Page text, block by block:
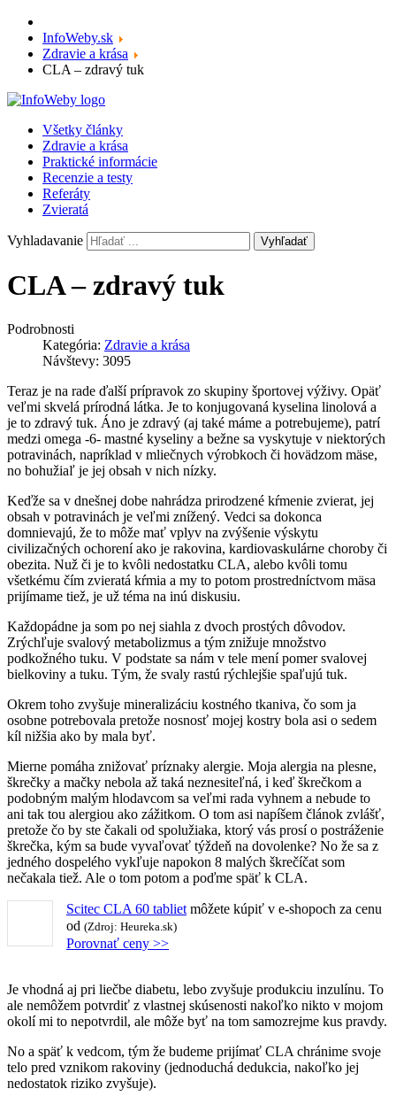
InfoWeby.sk
Zdravie a krása
CLA – zdravý tuk
Všetky články
Zdravie a krása
Praktické informácie
Recenzie a testy
Referáty
Zvieratá
Vyhladavanie Vyhľadať
CLA – zdravý tuk
Podrobnosti
Kategória: Zdravie a krása
Návštevy: 3095
Teraz je na rade ďalší prípravok zo skupiny športovej výživy. Opäť
veľmi skvelá prírodná látka. Je to konjugovaná kyselina linolová a
je to zdravý tuk. Áno je zdravý (aj také máme a potrebujeme), patrí
medzi omega -6- mastné kyseliny a bežne sa vyskytuje v niektorých
potravinách, napríklad v mliečnych výrobkoch či hovädzom mäse,
no bohužiaľ je jej obsah v nich nízky.
Keďže sa v dnešnej dobe nahrádza prirodzené kŕmenie zvierat, jej
obsah v potravinách je veľmi znížený. Vedci sa dokonca
domnievajú, že to môže mať vplyv na zvýšenie výskytu
civilizačných ochorení ako je rakovina, kardiovaskulárne choroby či
obezita. Nuž či je to kvôli nedostatku CLA, alebo kvôli tomu
všetkému čím zvieratá kŕmia a my to potom prostredníctvom mäsa
prijímame tiež, je už téma na inú diskusiu.
Každopádne ja som po nej siahla z dvoch prostých dôvodov.
Zrýchľuje svalový metabolizmus a tým znižuje množstvo
podkožného tuku. V podstate sa nám v tele mení pomer svalovej
bielkoviny a tuku. Tým, že svaly rastú rýchlejšie spaľujú tuk.
Okrem toho zvyšuje mineralizáciu kostného tkaniva, čo som ja
osobne potrebovala pretože nosnosť mojej kostry bola asi o sedem
kíl nižšia ako by mala byť.
Mierne pomáha znižovať príznaky alergie. Moja alergia na plesne,
škrečky a mačky nebola až taká neznesiteľná, i keď škrečkom a
podobným malým hlodavcom sa veľmi rada vyhnem a nebude to
ani tak tou alergiou ako zážitkom. O tom asi napíšem článok zvlášť,
pretože čo by ste čakali od spolužiaka, ktorý vás prosí o postráženie
škrečka, kým sa bude vyvaľovať týždeň na dovolenke? No že sa z
jedného dospelého vykľuje napokon 8 malých škrečíčat som
nečakala tiež. Ale o tom potom a poďme späť k CLA.
Scitec CLA 60 tabliet môžete kúpiť v e-shopoch za cenu
od (Zdroj: Heureka.sk)
Porovnať ceny >>
Je vhodná aj pri liečbe diabetu, lebo zvyšuje produkciu inzulínu. To
ale nemôžem potvrdiť z vlastnej skúsenosti nakoľko nikto v mojom
okolí mi to nepotvrdil, ale môže byť na tom samozrejme kus pravdy.
No a späť k vedcom, tým že budeme prijímať CLA chránime svoje
telo pred vznikom rakoviny (jednoduchá dedukcia, nakoľko jej
nedostatok riziko zvyšuje).